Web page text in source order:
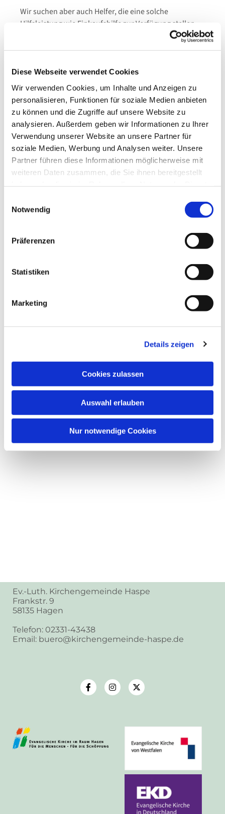
Diese Webseite verwendet Cookies
Wir verwenden Cookies, um Inhalte und Anzeigen zu
personalisieren, Funktionen für soziale Medien anbieten
zu können und die Zugriffe auf unsere Website zu
analysieren. Außerdem geben wir Informationen zu Ihrer
Verwendung unserer Website an unsere Partner für
soziale Medien, Werbung und Analysen weiter. Unsere
Partner führen diese Informationen möglicherweise mit
weiteren Daten zusammen, die Sie ihnen bereitgestellt
Notwendig
Präferenzen
Statistiken
Marketing
Details zeigen
Cookies zulassen
Auswahl erlauben
Nur notwendige Cookies
Wir suchen aber auch Helfer, die eine solche
Hilfsleistung wie Einkaufshilfe zur Verfügung stellen
könnten. Sie können sich bei unser über die beiden
unterstehenden Formulare melden. Einfach anklicken,
ihr Anliegen eintragen können.
Ich kann helfen!
Ich benötige Hilfe!
Ev.-Luth. Kirchengemeinde Haspe
Frankstr. 9
58135 Hagen
Telefon: 02331-43438
Email: buero@kirchengemeinde-haspe.de